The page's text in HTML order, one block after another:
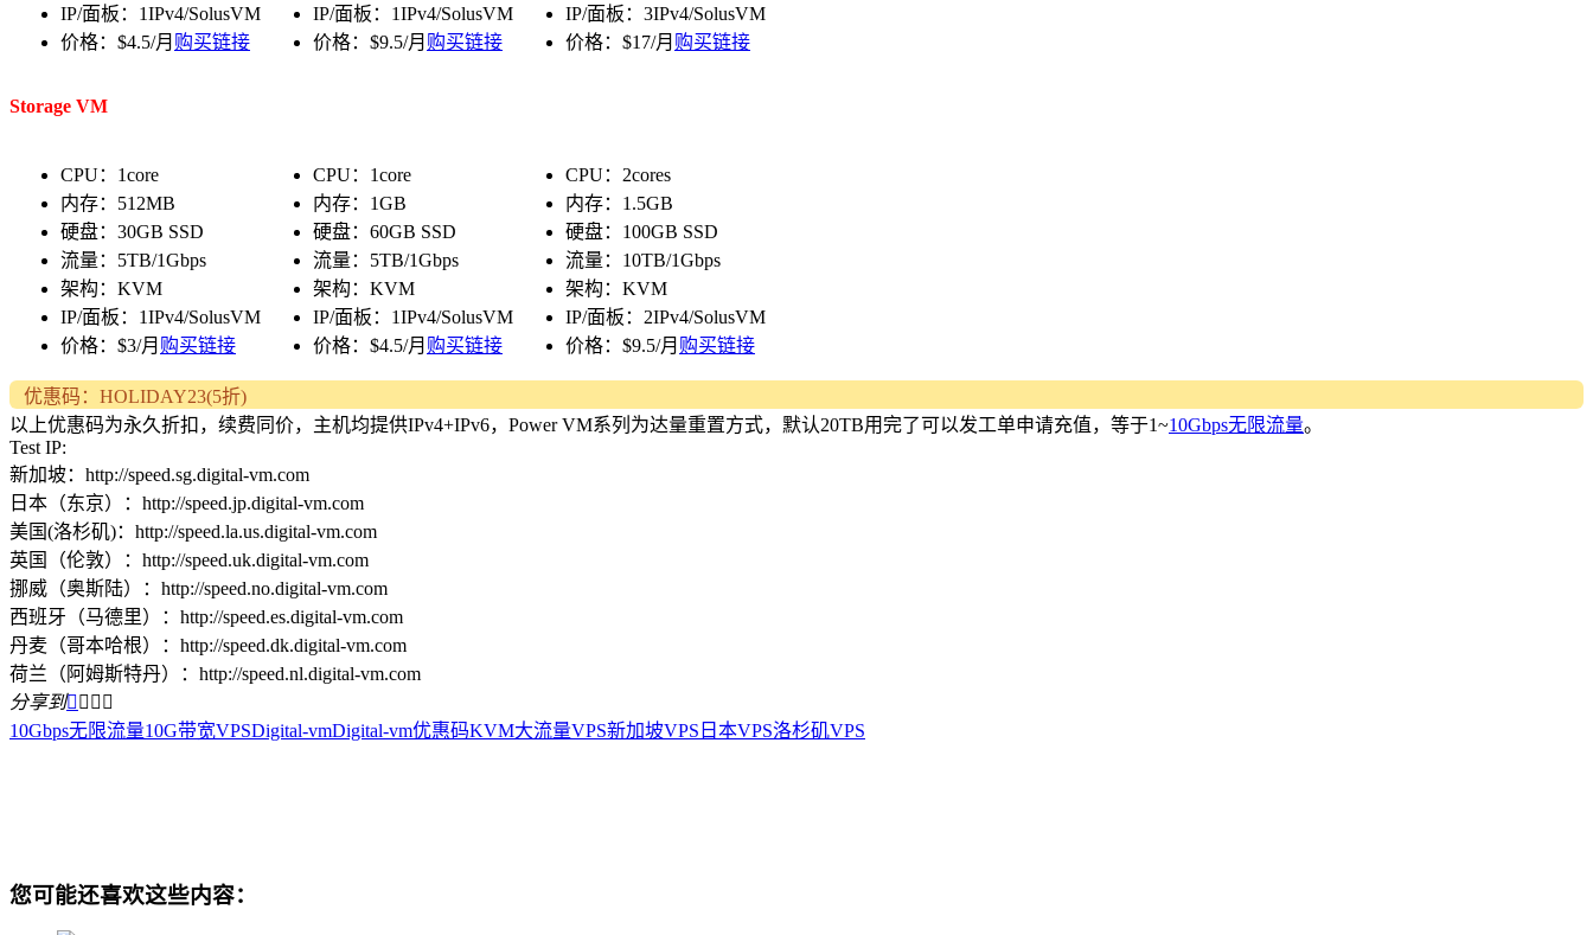
IP/面板：1IPv4/SolusVM
价格：$4.5/月 购买链接
IP/面板：1IPv4/SolusVM
价格：$9.5/月 购买链接
IP/面板：3IPv4/SolusVM
价格：$17/月 购买链接
Storage VM
CPU：1core
内存：512MB
硬盘：30GB SSD
流量：5TB/1Gbps
架构：KVM
IP/面板：1IPv4/SolusVM
价格：$3/月 购买链接
CPU：1core
内存：1GB
硬盘：60GB SSD
流量：5TB/1Gbps
架构：KVM
IP/面板：1IPv4/SolusVM
价格：$4.5/月 购买链接
CPU：2cores
内存：1.5GB
硬盘：100GB SSD
流量：10TB/1Gbps
架构：KVM
IP/面板：2IPv4/SolusVM
价格：$9.5/月 购买链接
优惠码：HOLIDAY23(5折)
以上优惠码为永久折扣，续费同价，主机均提供IPv4+IPv6，Power VM系列为达量重置方式，默认20TB用完了可以发工单申请充值，等于1~10Gbps无限流量。
Test IP:
新加坡：http://speed.sg.digital-vm.com
日本（东京）：http://speed.jp.digital-vm.com
美国(洛杉矶)：http://speed.la.us.digital-vm.com
英国（伦敦）：http://speed.uk.digital-vm.com
挪威（奥斯陆）：http://speed.no.digital-vm.com
西班牙（马德里）：http://speed.es.digital-vm.com
丹麦（哥本哈根）：http://speed.dk.digital-vm.com
荷兰（阿姆斯特丹）：http://speed.nl.digital-vm.com
分享到   
10Gbps无限流量10G带宽VPSDigital-vmDigital-vm优惠码KVM大流量VPS新加坡VPS 日本VPS洛杉矶VPS
您可能还喜欢这些内容：